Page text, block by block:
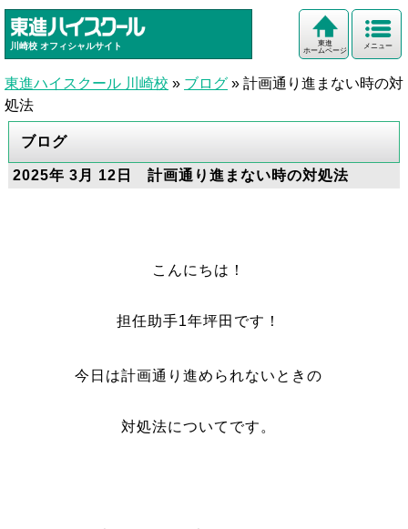
川崎校 オフィシャルサイト メニュー
東進
ホームページ
東進ハイスクール 川崎校 » ブログ » 計画通り進まない時の対
処法
ブログ
2025年 3月 12日 計画通り進まない時の対処法
こんにちは！
担任助手1年坪田です！
今日は計画通り進められないときの
対処法についてです。